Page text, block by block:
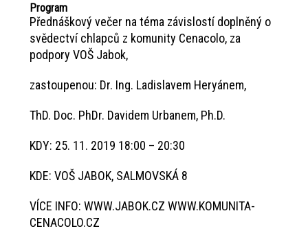
Program
Přednáškový večer na téma závislostí doplněný o
svědectví chlapců z komunity Cenacolo, za
podpory VOŠ Jabok,
zastoupenou: Dr. Ing. Ladislavem Heryánem,
ThD. Doc. PhDr. Davidem Urbanem, Ph.D.
KDY: 25. 11. 2019 18:00 – 20:30
KDE: VOŠ JABOK, SALMOVSKÁ 8
VÍCE INFO: WWW.JABOK.CZ WWW.KOMUNITA-
CENACOLO.CZ